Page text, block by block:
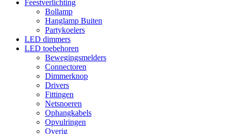
Feestverlichting
Bollamp
Hanglamp Buiten
Partykoelers
LED dimmers
LED toebehoren
Bewegingsmelders
Connectoren
Dimmerknop
Drivers
Fittingen
Netsnoeren
Ophangkabels
Opvulringen
Overig